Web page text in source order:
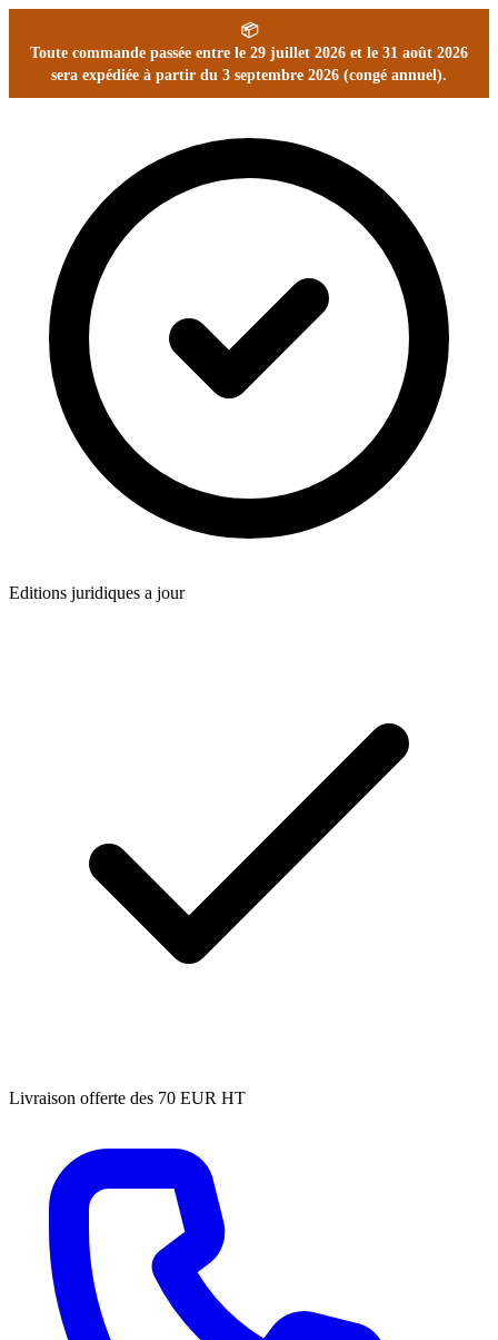
📦
Toute commande passée entre le 29 juillet 2026 et le 31 août 2026
sera expédiée à partir du 3 septembre 2026 (congé annuel).
Editions juridiques a jour
Livraison offerte des 70 EUR HT